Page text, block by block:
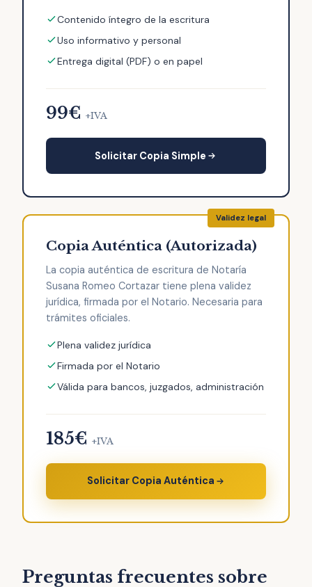
Contenido íntegro de la escritura
Uso informativo y personal
Entrega digital (PDF) o en papel
99€ +IVA
Solicitar Copia Simple
Copia Auténtica (Autorizada)
La copia auténtica de escritura de Notaría
Susana Romeo Cortazar tiene plena validez
jurídica, firmada por el Notario. Necesaria para
trámites oficiales.
Plena validez jurídica
Firmada por el Notario
Válida para bancos, juzgados, administración
185€ +IVA
Solicitar Copia Auténtica
Preguntas frecuentes sobre